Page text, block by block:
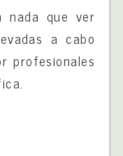
que ver
a cabo
profesionales